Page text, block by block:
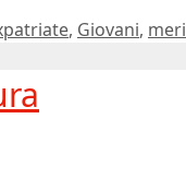
, Giovani,